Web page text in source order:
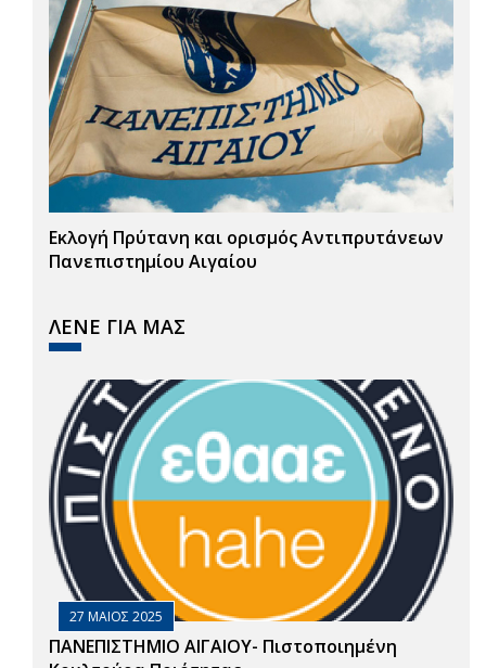
Εκλογή Πρύτανη και ορισμός Αντιπρυτάνεων
Πανεπιστημίου Αιγαίου
ΛΕΝΕ ΓΙΑ ΜΑΣ
27 ΜΑΙΟΣ 2025
ΠΑΝΕΠΙΣΤΗΜΙΟ ΑΙΓΑΙΟΥ- Πιστοποιημένη